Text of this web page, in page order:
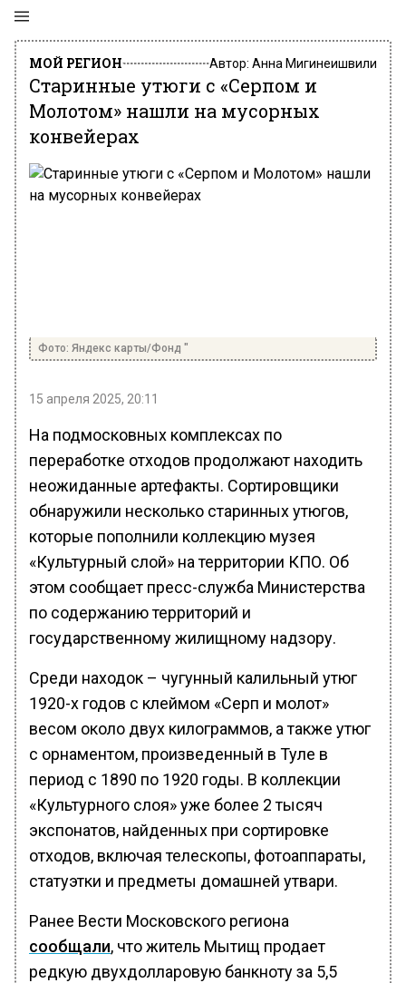
МОЙ РЕГИОН Автор: Анна Мигинеишвили
Старинные утюги с «Серпом и
Молотом» нашли на мусорных
конвейерах
Фото: Яндекс карты/Фонд "
15 апреля 2025, 20:11
На подмосковных комплексах по
переработке отходов продолжают находить
неожиданные артефакты. Сортировщики
обнаружили несколько старинных утюгов,
которые пополнили коллекцию музея
«Культурный слой» на территории КПО. Об
этом сообщает пресс-служба Министерства
по содержанию территорий и
государственному жилищному надзору.
Среди находок – чугунный калильный утюг
1920-х годов с клеймом «Серп и молот»
весом около двух килограммов, а также утюг
с орнаментом, произведенный в Туле в
период с 1890 по 1920 годы. В коллекции
«Культурного слоя» уже более 2 тысяч
экспонатов, найденных при сортировке
отходов, включая телескопы, фотоаппараты,
статуэтки и предметы домашней утвари.
Ранее Вести Московского региона
сообщали, что житель Мытищ продает
редкую двухдолларовую банкноту за 5,5